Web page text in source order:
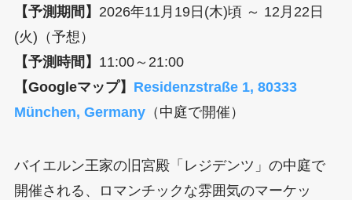
【予測期間】 2026年11月19日(木)頃 ～ 12月22日
(火)（予想）
【予測時間】 11:00～21:00
【Googleマップ】 Residenzstraße 1, 80333
München, Germany（中庭で開催）
バイエルン王家の旧宮殿「レジデンツ」の中庭で
開催される、ロマンチックな雰囲気のマーケッ